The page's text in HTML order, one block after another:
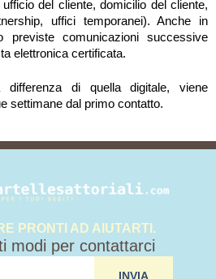
del cliente, domicilio del cliente,
uffici temporanei). Anche in
previste comunicazioni successive
elettronica certificata.
di quella digitale, viene
settimane dal primo contatto.
PRONTI AD AIUTARTI.
modi per contattarci
INVIA